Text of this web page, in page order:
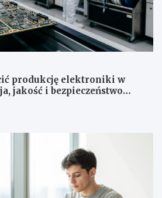
produkcję elektroniki w
jakość i bezpieczeństwo